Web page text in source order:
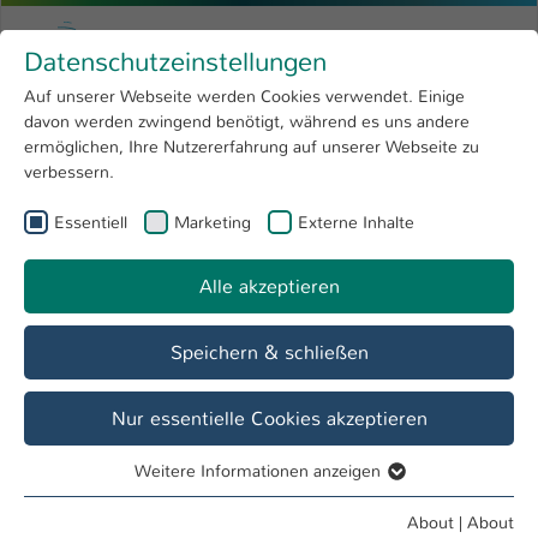
Menu
Research 4
Open submenu
University
International
Skip to main content
University of Applied Sciences
You are here:
Menschen und Projekte
Foamed orthopaedic shoe sole with high EVA recycled content
Datenschutzeinstellungen
Auf unserer Webseite werden Cookies verwendet. Einige
davon werden zwingend benötigt, während es uns andere
ermöglichen, Ihre Nutzererfahrung auf unserer Webseite zu
verbessern.
Essentiell Marketing Externe Inhalte
Alle akzeptieren
Speichern & schließen
Nur essentielle Cookies akzeptieren
Essentielle Cookies werden für grundlegende Funktionen
Weitere Informationen anzeigen
About | About